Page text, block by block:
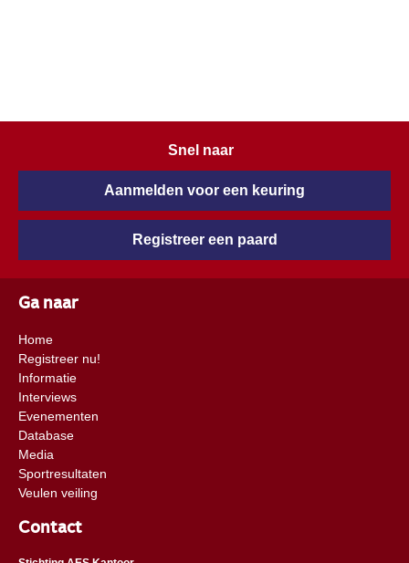
Snel naar
Aanmelden voor een keuring
Registreer een paard
Ga naar
Home
Registreer nu!
Informatie
Interviews
Evenementen
Database
Media
Sportresultaten
Veulen veiling
Contact